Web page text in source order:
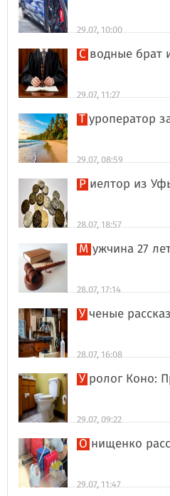
29.07, 10:00
Сводные
29.07, 11:27
Туроператор
29.07, 08:59
Риелтор из
28.07, 18:57
Мужчина 27
28.07, 17:14
Ученые
28.07, 16:08
Уролог Коно:
29.07, 09:22
Онищенко
29.07, 11:47